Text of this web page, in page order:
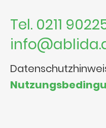
Tel. 0211